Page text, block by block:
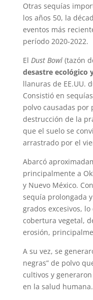
Otras sequías
los años 50, la
eventos más
período 2020-2022.
El Dust Bowl (tazón
desastre ecológico
llanuras de EE.UU.
Consistió en
polvo causadas por
destrucción de la
que el suelo se
arrastrado por el
Abarcó
principalmente a
y Nuevo México.
sequía prolongada
grados excesivos,
cobertura vegetal,
erosión,
A su vez, se
negras” de polvo
cultivos y
en la salud humana.